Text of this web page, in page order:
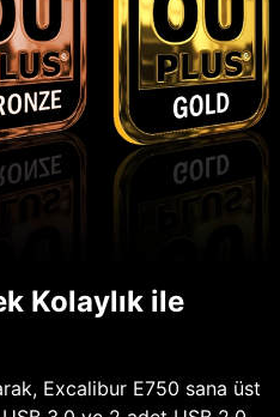
Kolaylık ile
Excalibur E750 sana üst